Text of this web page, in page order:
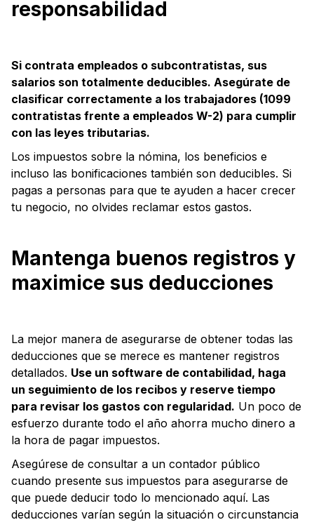
responsabilidad
Si contrata empleados o subcontratistas, sus
salarios son totalmente deducibles. Asegúrate de
clasificar correctamente a los trabajadores (1099
contratistas frente a empleados W-2) para cumplir
con las leyes tributarias.
Los impuestos sobre la nómina, los beneficios e
incluso las bonificaciones también son deducibles. Si
pagas a personas para que te ayuden a hacer crecer
tu negocio, no olvides reclamar estos gastos.
Mantenga buenos registros y
maximice sus deducciones
La mejor manera de asegurarse de obtener todas las
deducciones que se merece es mantener registros
detallados. Use un software de contabilidad, haga
un seguimiento de los recibos y reserve tiempo
para revisar los gastos con regularidad. Un poco de
esfuerzo durante todo el año ahorra mucho dinero a
la hora de pagar impuestos.
Asegúrese de consultar a un contador público
cuando presente sus impuestos para asegurarse de
que puede deducir todo lo mencionado aquí. Las
deducciones varían según la situación o circunstancia